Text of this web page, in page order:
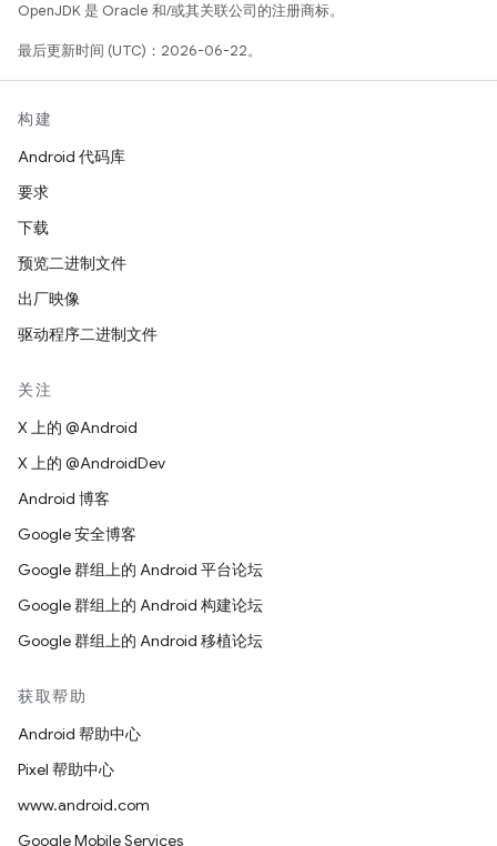
OpenJDK 是 Oracle 和/或其关联公司的注册商标。
最后更新时间 (UTC)：2026-06-22。
构建
Android 代码库
要求
下载
预览二进制文件
出厂映像
驱动程序二进制文件
关注
X 上的 @Android
X 上的 @AndroidDev
Android 博客
Google 安全博客
Google 群组上的 Android 平台论坛
Google 群组上的 Android 构建论坛
Google 群组上的 Android 移植论坛
获取帮助
Android 帮助中心
Pixel 帮助中心
www.android.com
Google Mobile Services